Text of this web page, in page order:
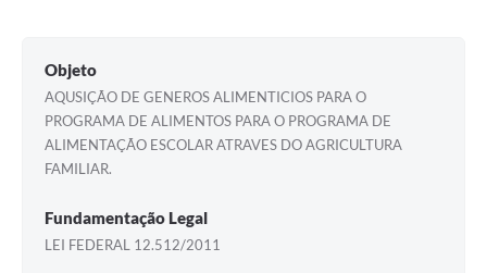
Objeto
AQUSIÇÃO DE GENEROS ALIMENTICIOS PARA O
PROGRAMA DE ALIMENTOS PARA O PROGRAMA DE
ALIMENTAÇÃO ESCOLAR ATRAVES DO AGRICULTURA
FAMILIAR.
Fundamentação Legal
LEI FEDERAL 12.512/2011